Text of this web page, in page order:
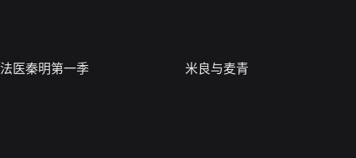
法医秦明第一季 米良与麦青